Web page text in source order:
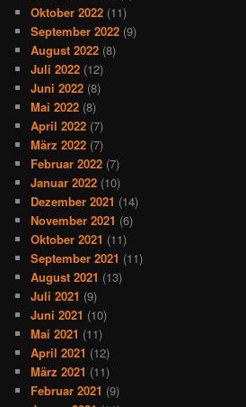
Oktober 2022 (11)
September 2022 (9)
August 2022 (8)
Juli 2022 (12)
Juni 2022 (8)
Mai 2022 (8)
April 2022 (7)
März 2022 (7)
Februar 2022 (7)
Januar 2022 (10)
Dezember 2021 (14)
November 2021 (6)
Oktober 2021 (11)
September 2021 (11)
August 2021 (13)
Juli 2021 (9)
Juni 2021 (10)
Mai 2021 (11)
April 2021 (12)
März 2021 (11)
Februar 2021 (9)